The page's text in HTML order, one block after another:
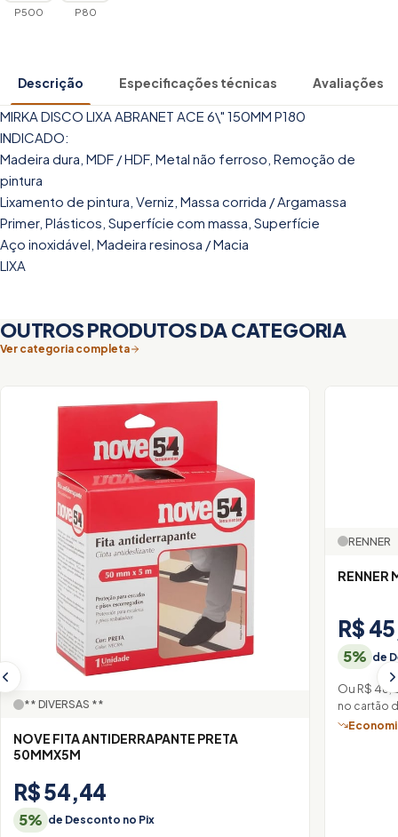
P500 P80
Descrição Especificações técnicas Avaliações
MIRKA DISCO LIXA ABRANET ACE 6\" 150MM P180
INDICADO:
Madeira dura, MDF / HDF, Metal não ferroso, Remoção de
pintura
Lixamento de pintura, Verniz, Massa corrida / Argamassa
Primer, Plásticos, Superfície com massa, Superfície
Aço inoxidável, Madeira resinosa / Macia
LIXA
OUTROS PRODUTOS DA CATEGORIA
Ver categoria completa
** DIVERSAS **
NOVE FITA ANTIDERRAPANTE PRETA
50MMX5M
R$ 54,44
5% de Desconto no Pix
RENNER
RENNER
R$
5% de
Ou R$
no cartão